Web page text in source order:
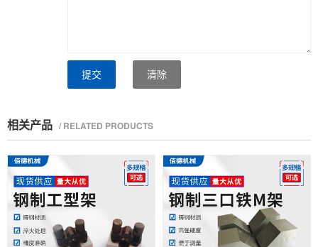
提交 清除
相关产品 / RELATED PRODUCTS